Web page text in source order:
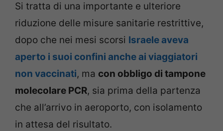
Si tratta di una importante e ulteriore
riduzione delle misure sanitarie restrittive,
dopo che nei mesi scorsi Israele aveva
aperto i suoi confini anche ai viaggiatori
non vaccinati, ma con obbligo di tampone
molecolare PCR, sia prima della partenza
che all’arrivo in aeroporto, con isolamento
in attesa del risultato.